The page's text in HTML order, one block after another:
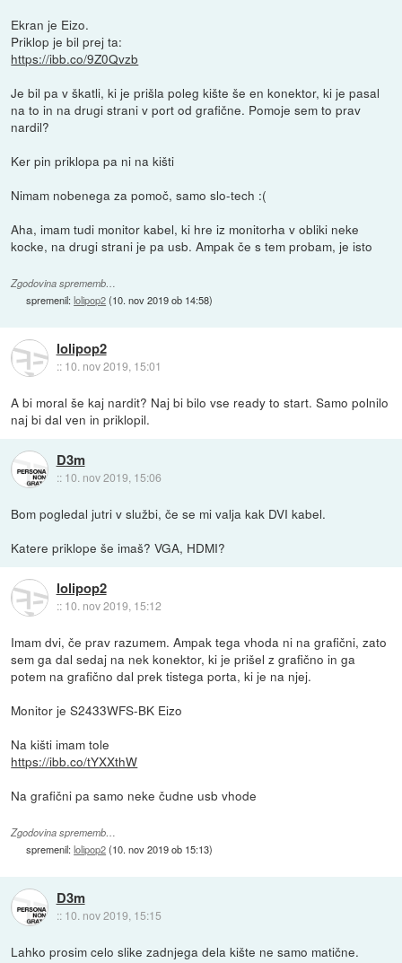
Ekran je Eizo.
Priklop je bil prej ta:
https://ibb.co/9Z0Qvzb
Je bil pa v škatli, ki je prišla poleg kište še en konektor, ki je pasal
na to in na drugi strani v port od grafične. Pomoje sem to prav
nardil?
Ker pin priklopa pa ni na kišti
Nimam nobenega za pomoč, samo slo-tech :(
Aha, imam tudi monitor kabel, ki hre iz monitorha v obliki neke
kocke, na drugi strani je pa usb. Ampak če s tem probam, je isto
Zgodovina sprememb…
spremenil:lolipop2(10. nov 2019 ob 14:58)
lolipop2
:: 10. nov 2019, 15:01
A bi moral še kaj nardit? Naj bi bilo vse ready to start. Samo polnilo
naj bi dal ven in priklopil.
D3m
:: 10. nov 2019, 15:06
Bom pogledal jutri v službi, če se mi valja kak DVI kabel.
Katere priklope še imaš? VGA, HDMI?
lolipop2
:: 10. nov 2019, 15:12
Imam dvi, če prav razumem. Ampak tega vhoda ni na grafični, zato
sem ga dal sedaj na nek konektor, ki je prišel z grafično in ga
potem na grafično dal prek tistega porta, ki je na njej.
Monitor je S2433WFS-BK Eizo
Na kišti imam tole
https://ibb.co/tYXXthW
Na grafični pa samo neke čudne usb vhode
Zgodovina sprememb…
spremenil:lolipop2(10. nov 2019 ob 15:13)
D3m
:: 10. nov 2019, 15:15
Lahko prosim celo slike zadnjega dela kište ne samo matične.